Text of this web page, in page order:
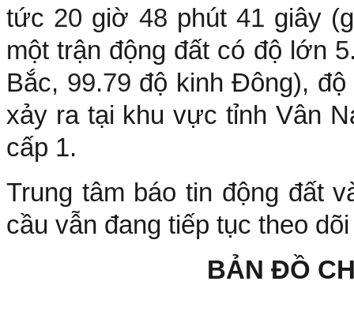
tức 20 giờ 48 phút41 giây
một trận động đất có độ lớn
Bắc, 99.79 độ kinh Đông),
xảy ra tại khu vực tỉnh Vân
cấp 1.
Trung tâm báo tin động đất
cầu vẫn đang tiếp tục theo
BẢN ĐỒ